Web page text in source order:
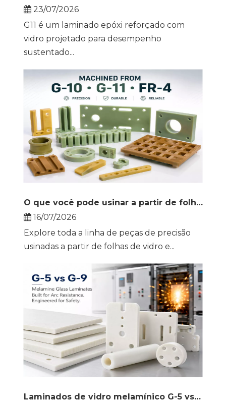
23/07/2026
G11 é um laminado epóxi reforçado com
vidro projetado para desempenho
sustentado...
O que você pode usinar a partir de folhas de vidro epóxi? Um guia passo a passo para G-10, G-11 e FR-4
16/07/2026
Explore toda a linha de peças de precisão
usinadas a partir de folhas de vidro e...
Laminados de vidro melamínico G-5 vs G-9: Por que a resistência ao arco define a segurança do painel de distribuição